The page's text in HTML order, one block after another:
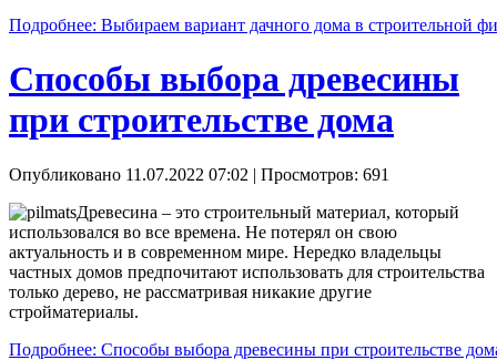
Подробнее: Выбираем вариант дачного дома в строительной
Способы выбора древесины
при строительстве дома
Опубликовано 11.07.2022 07:02 | Просмотров: 691
Древесина – это строительный материал, который
использовался во все времена. Не потерял он свою
актуальность и в современном мире. Нередко владельцы
частных домов предпочитают использовать для строительства
только дерево, не рассматривая никакие другие
стройматериалы.
Подробнее: Способы выбора древесины при строительстве